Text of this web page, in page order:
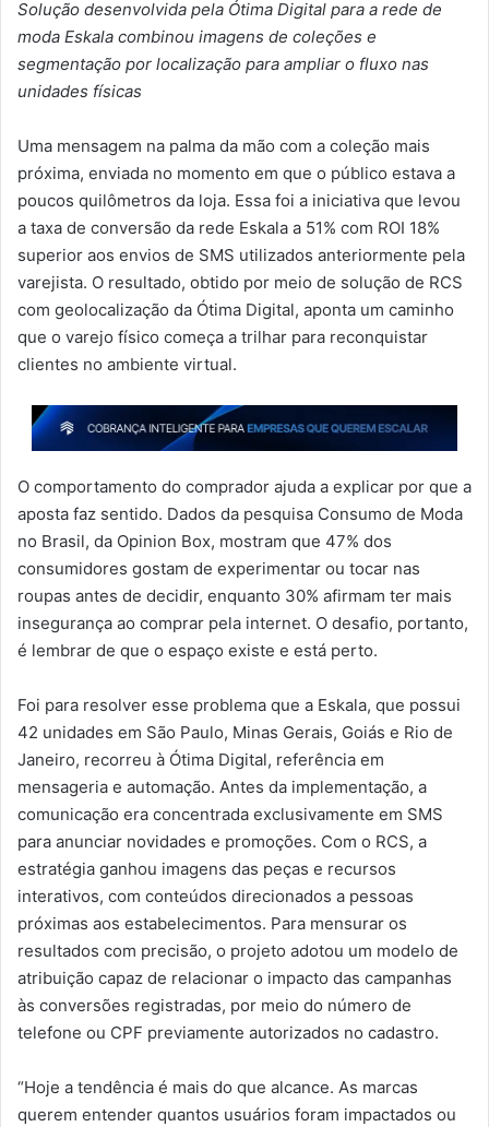
Solução desenvolvida pela Ótima Digital para a rede de
moda Eskala combinou imagens de coleções e
segmentação por localização para ampliar o fluxo nas
unidades físicas
Uma mensagem na palma da mão com a coleção mais
próxima, enviada no momento em que o público estava a
poucos quilômetros da loja. Essa foi a iniciativa que levou
a taxa de conversão da rede Eskala a 51% com ROI 18%
superior aos envios de SMS utilizados anteriormente pela
varejista. O resultado, obtido por meio de solução de RCS
com geolocalização da Ótima Digital, aponta um caminho
que o varejo físico começa a trilhar para reconquistar
clientes no ambiente virtual.
O comportamento do comprador ajuda a explicar por que a
aposta faz sentido. Dados da pesquisa Consumo de Moda
no Brasil, da Opinion Box, mostram que 47% dos
consumidores gostam de experimentar ou tocar nas
roupas antes de decidir, enquanto 30% afirmam ter mais
insegurança ao comprar pela internet. O desafio, portanto,
é lembrar de que o espaço existe e está perto.
Foi para resolver esse problema que a Eskala, que possui
42 unidades em São Paulo, Minas Gerais, Goiás e Rio de
Janeiro, recorreu à Ótima Digital, referência em
mensageria e automação. Antes da implementação, a
comunicação era concentrada exclusivamente em SMS
para anunciar novidades e promoções. Com o RCS, a
estratégia ganhou imagens das peças e recursos
interativos, com conteúdos direcionados a pessoas
próximas aos estabelecimentos. Para mensurar os
resultados com precisão, o projeto adotou um modelo de
atribuição capaz de relacionar o impacto das campanhas
às conversões registradas, por meio do número de
telefone ou CPF previamente autorizados no cadastro.
“Hoje a tendência é mais do que alcance. As marcas
querem entender quantos usuários foram impactados ou